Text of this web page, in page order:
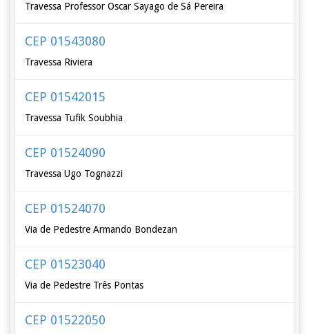
Travessa Professor Oscar Sayago de Sá Pereira
CEP 01543080
Travessa Riviera
CEP 01542015
Travessa Tufik Soubhia
CEP 01524090
Travessa Ugo Tognazzi
CEP 01524070
Via de Pedestre Armando Bondezan
CEP 01523040
Via de Pedestre Três Pontas
CEP 01522050